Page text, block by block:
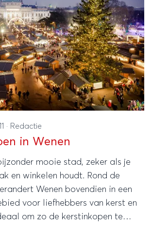
· Redactie
in Wenen
mooie stad, zeker als je
en winkelen houdt. Rond de
Wenen bovendien in een
voor liefhebbers van kerst en
om zo de kerstinkopen te